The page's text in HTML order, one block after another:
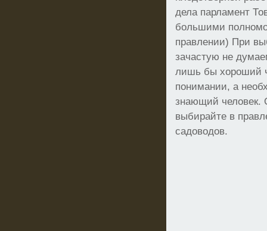
дела парламент
большими
правлении) При
зачастую не
лишь бы хороший
понимании, а
знающий человек.
выбирайте в
садоводов.